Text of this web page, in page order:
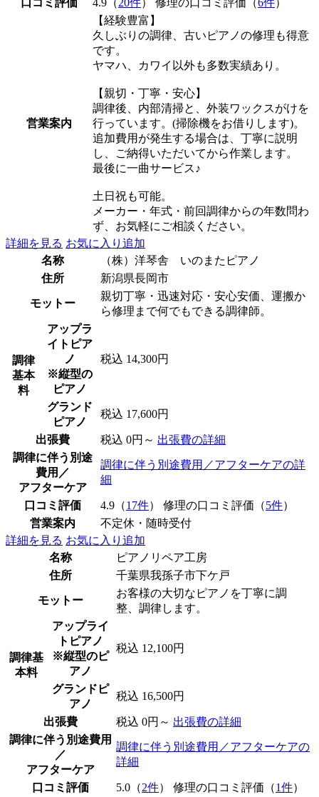
営業案内
【経験豊富】
久しぶりの調律、古いピアノの修理も得意
です。
ヤマハ、カワイ以外も多数実績あり。
【親切・丁寧・安心】
調律後、内部清掃と、外装ワックスがけを
行っています。(掃除機をお借りします)。
追加費用が発生する場合は、丁寧に説明
し、ご納得いただいてから作業します。
最後に一曲サービス♪
土日祝も可能。
メーカー・年式・前回調律からの年数問わ
ず、お気軽にご相談ください。
詳細を見る お気に入り追加
名称
（株）洋琴舎 いのまたピアノ
住所
新潟県長岡市
モットー
親切丁寧・迅速対応・安心安価、運搬か
ら修理まで何でもできる調律師。
調律
基本
料
アップラ
イトピア
ノ
※縦型の
ピアノ
税込 14,300円
グランド
ピアノ
税込 17,600円
出張費 税込 0円～ 出張費の詳細
調律に伴う別途
費用／
アフターケア
調律に伴う別途費用／アフターケアの詳
細
口コミ評価 4.9（17件） 修理の口コミ評価（5件）
営業案内
不定休・随時受付
詳細を見る お気に入り追加
名称
ピアノリペア工房
住所
千葉県我孫子市下ケ戸
モットー
お客様の大切なピアノを丁寧に調
整、調律します。
調律基
本料
アップライ
トピアノ
※縦型のピ
アノ
税込 12,100円
グランドピ
アノ
税込 16,500円
出張費 税込 0円～ 出張費の詳細
調律に伴う別途費用
／
アフターケア
調律に伴う別途費用／アフターケアの
詳細
口コミ評価 5.0（2件） 修理の口コミ評価（1件）